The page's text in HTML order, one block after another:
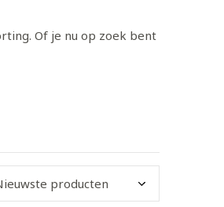
Of je nu op zoek bent